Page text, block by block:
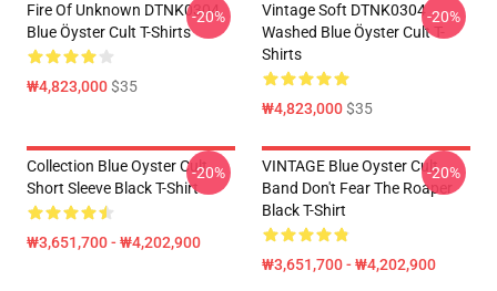
Fire Of Unknown DTNK0304
Blue Öyster Cult T-Shirts
₩4,823,000$35
-20%
Vintage Soft DTNK0304
Washed Blue Öyster Cult T-
Shirts
₩4,823,000$35
-20%
Collection Blue Oyster Cult
Short Sleeve Black T-Shirt
₩3,651,700 - ₩4,202,900
-20%
VINTAGE Blue Oyster Cult
Band Don't Fear The Roaper
Black T-Shirt
₩3,651,700 - ₩4,202,900
-20%